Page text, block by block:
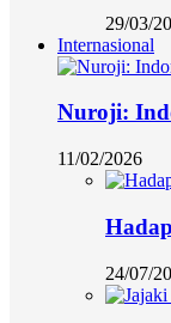
29/03/
Internasional
Nuroji:
11/02/2026
24/07/